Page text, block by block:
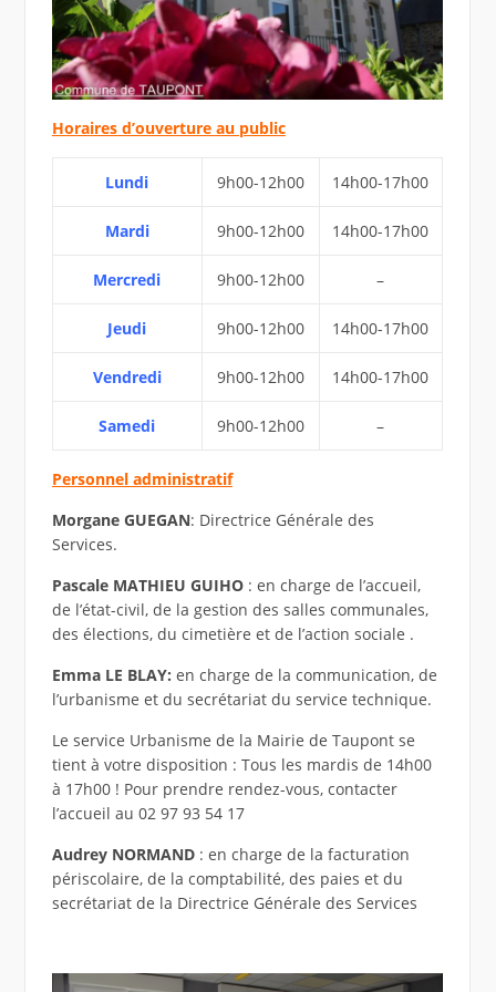
Horaires d’ouverture au public
Lundi 9h00-12h00 14h00-17h00
Mardi 9h00-12h00 14h00-17h00
Mercredi 9h00-12h00 –
Jeudi 9h00-12h00 14h00-17h00
Vendredi 9h00-12h00 14h00-17h00
Samedi 9h00-12h00 –
Personnel administratif
Morgane GUEGAN: Directrice Générale des
Services.
Pascale MATHIEU GUIHO: en charge de l’accueil,
de l’état-civil, de la gestion des salles communales,
des élections, du cimetière et de l’action sociale .
Emma LE BLAY: en charge de la communication, de
l’urbanisme et du secrétariat du service technique.
Le service Urbanisme de la Mairie de Taupont se
tient à votre disposition : Tous les mardis de 14h00
à 17h00 ! Pour prendre rendez-vous, contacter
l’accueil au 02 97 93 54 17
Audrey NORMAND: en charge de la facturation
périscolaire, de la comptabilité, des paies et du
secrétariat de la Directrice Générale des Services